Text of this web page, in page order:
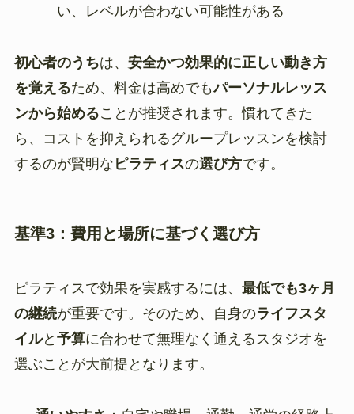
い、レベルが合わない可能性がある
初心者のうちは、 安全かつ効果的に正しい動き方
を覚えるため、料金は高めでもパーソナルレッス
ンから始めることが推奨されます。慣れてきた
ら、コストを抑えられるグループレッスンを検討
するのが賢明な ピラティスの選び方です。
基準3：費用と場所に基づく選び方
ピラティスで効果を実感するには、 最低でも3ヶ月
の継続が重要です。そのため、自身のライフスタ
イルと 予算に合わせて無理なく通えるスタジオを
選ぶことが大前提となります。